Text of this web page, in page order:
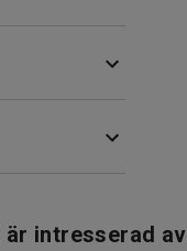
är intresserad av